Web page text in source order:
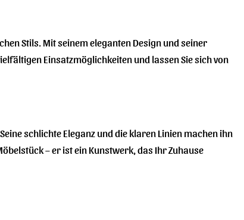
Stils. Mit seinem eleganten Design und seiner
Einsatzmöglichkeiten und lassen Sie sich von
schlichte Eleganz und die klaren Linien machen ihn
– er ist ein Kunstwerk, das Ihr Zuhause